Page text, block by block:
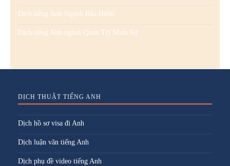
Dịch tiếng Anh Ngành Bảo Hiểm
Dịch tiếng Anh ngành Quản Trị Nhân Sự
DỊCH THUẬT TIẾNG ANH
Dịch hồ sơ visa đi Anh
Dịch luận văn tiếng Anh
Dịch phụ đề video tiếng Anh